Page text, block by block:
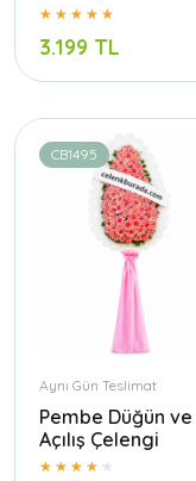
3.199 TL
CB1495
Aynı Gün Teslimat
Pembe Düğün ve
Açılış Çelengi